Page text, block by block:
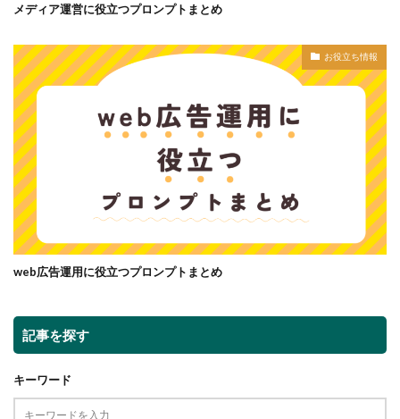
メディア運営に役立つプロンプトまとめ
お役立ち情報
web広告運用に役立つプロンプトまとめ
記事を探す
キーワード